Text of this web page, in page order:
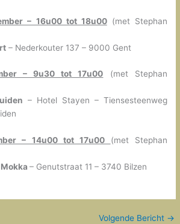
– 16u00 tot 18u00(met Stephan
– Nederkouter 137 – 9000 Gent
– 9u30 tot 17u00 (met Stephan
– Hotel Stayen – Tiensesteenweg
– 14u00 tot 17u00 (met Stephan
– Genutstraat 11 – 3740 Bilzen
Volgende Bericht →